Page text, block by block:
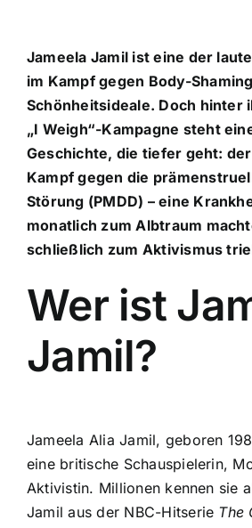
Jameela Jamil ist eine der
im Kampf gegen Body-
Schönheitsideale. Doch hinter
„I Weigh“-Kampagne steht
Geschichte, die tiefer geht:
Kampf gegen die
Störung (PMDD) – eine
monatlich zum Albtraum
schließlich zum Aktivismus
Wer ist
Jamil?
Jameela Alia Jamil, geboren
eine britische Schauspielerin,
Aktivistin. Millionen kennen sie
Jamil aus der NBC-Hitserie The